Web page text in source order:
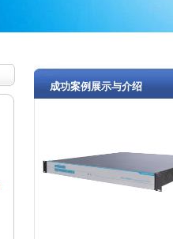
成功案例展示与介绍